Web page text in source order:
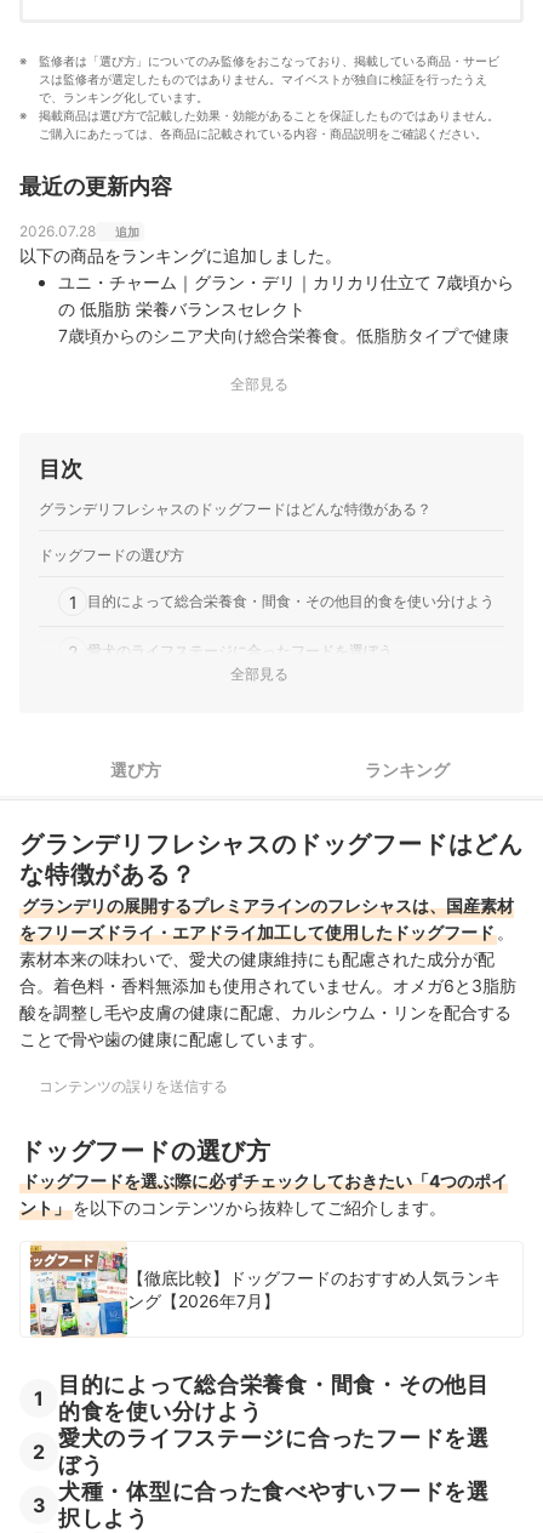
監修者は「選び方」についてのみ監修をおこなっており、掲載している商品・サービ
スは監修者が選定したものではありません。マイベストが独自に検証を行ったうえ
で、ランキング化しています。
掲載商品は選び方で記載した効果・効能があることを保証したものではありません。
ご購入にあたっては、各商品に記載されている内容・商品説明をご確認ください。
最近の更新内容
2026.07.28 追加
以下の商品をランキングに追加しました。
ユニ・チャーム｜グラン・デリ｜カリカリ仕立て 7歳頃から
の 低脂肪 栄養バランスセレクト
7歳頃からのシニア犬向け総合栄養食。低脂肪タイプで健康
リ仕立て 7歳頃からの低脂肪 栄養バランスセレクト」は、7
やすい商品です。対象年齢や給与量に加え、詳細…
わいビーフ入り セレクト
成犬用の総合栄養食。小粒で食べやすい設計｜ユニ・チャー
り セレクト」は、成犬向けに設計されたドライタイプの総合
特徴です。対象年齢や給与量、詳細な成分とその含有量まで
10歳以上のシニア犬向け総合栄養食。毎日の食事向け｜ユ
たドライタイプの総合栄養食。国産小魚を配合し、シニア犬
の毎日の食事に取り入れやすい商品です。対象年齢や給与量
に加え、詳細な成分とそ…
ユニ・チャーム｜グラン・デリ｜カリカリ仕立て 13歳以上用
栄養バランスセレクト
13歳以上のシニア犬向け総合栄養食。成分表示が詳細で継続
給与しやすい｜ユニ・チャームの「グラン・デリ カリカリ仕
立て 13歳以上用 栄養バランスセレクト」は、13歳以上の愛
犬向けに設計されたドライタイプの総合栄養食。ささみ入り
粒やビーフ粒、小魚を配合し、シニア犬の毎日の食事に取り
ユニ・チャーム｜グラン・デリ｜カリカリ仕立て 低脂肪 味
わいビーフ入りセレクト
低脂肪7.5%以下設計。BHA・BHT・エトキシキン不使用で栄
養バランス良好｜ユニ・チャームの「グラン・デリ カリカリ
仕立て 低脂肪 味わいビーフ入りセレクト」は、1歳以上の成
犬向けに設計された低脂肪タイプの総合栄養食。健康に配慮
しながら、毎日の主食として取り入れやすい商品です。対象
年齢や給与量に加え、詳細な成分とその含有量…
全部見る
目次
グランデリフレシャスのドッグフードはどんな特徴がある？
ドッグフードの選び方
1 目的によって総合栄養食・間食・その他目的食を使い分けよう
2 愛犬のライフステージに合ったフードを選ぼう
グランデリフレシャスのドッグフード全7商品おすすめ人気ランキング
売れ筋の人気グランデリフレシャスのドッグフード全7商品を徹底比
較！
グランデリフレシャスのドッグフードの売れ筋ランキングもチェック！
全部見る
選び方 ランキング
グランデリフレシャスのドッグフードはどん
な特徴がある？
グランデリの展開するプレミアラインのフレシャスは、国産素材
をフリーズドライ・エアドライ加工して使用したドッグフード 。
素材本来の味わいで、愛犬の健康維持にも配慮された成分が配
合。着色料・香料無添加も使用されていません。オメガ6と3脂肪
酸を調整し毛や皮膚の健康に配慮、カルシウム・リンを配合する
ことで骨や歯の健康に配慮しています。
コンテンツの誤りを送信する
ドッグフードの選び方
ドッグフードを選ぶ際に必ずチェックしておきたい「4つのポイ
ント」を以下のコンテンツから抜粋してご紹介します。
【徹底比較】ドッグフードのおすすめ人気ランキ
ング【2026年7月】
1
目的によって総合栄養食・間食・その他目
的食を使い分けよう
2
愛犬のライフステージに合ったフードを選
ぼう
3
犬種・体型に合った食べやすいフードを選
択しよう